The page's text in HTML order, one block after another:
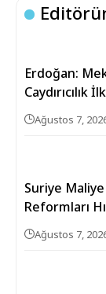
Erdoğan:
Caydırıcılık
Ağustos 7,
Suriye Maliye
Reformları
Ağustos 7,